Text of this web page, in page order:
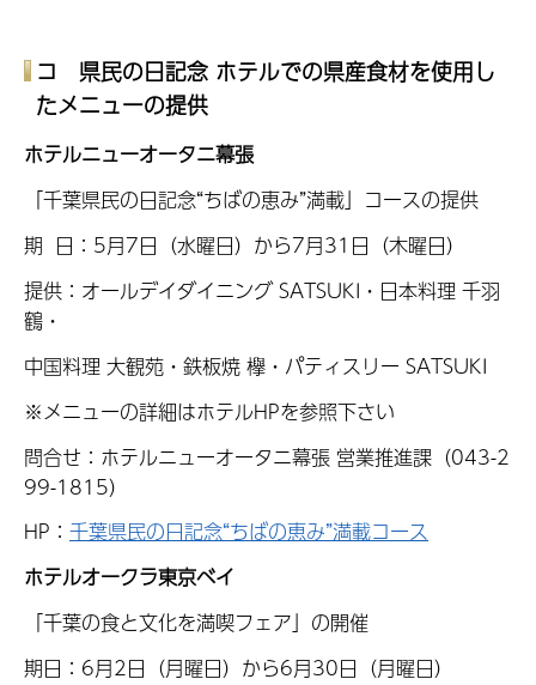
コ 県民の日記念 ホテルでの県産食材を使用し
たメニューの提供
ホテルニューオータニ幕張
「千葉県民の日記念“ちばの恵み”満載」コースの提供
期 日：5月7日（水曜日）から7月31日（木曜日）
提供：オールデイダイニング SATSUKI・日本料理 千羽
鶴・
中国料理 大観苑・鉄板焼 欅・パティスリー SATSUKI
※メニューの詳細はホテルHPを参照下さい
問合せ：ホテルニューオータニ幕張 営業推進課（043-2
99-1815）
HP： 千葉県民の日記念“ちばの恵み”満載コース
ホテルオークラ東京ベイ
「千葉の食と文化を満喫フェア」の開催
期日：6月2日（月曜日）から6月30日（月曜日）